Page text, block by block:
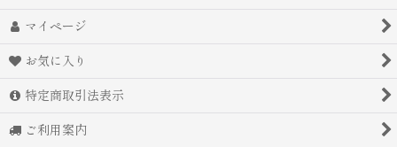
マイページ
お気に入り
特定商取引法表示
ご利用案内